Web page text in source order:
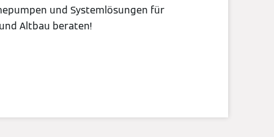
und Systemlösungen für
Altbau beraten!